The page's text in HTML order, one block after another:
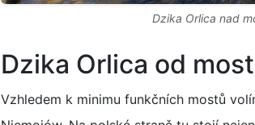
Dzika Orlica nad
Dzika Orlica od
Vzhledem k minimu funkčních mostů